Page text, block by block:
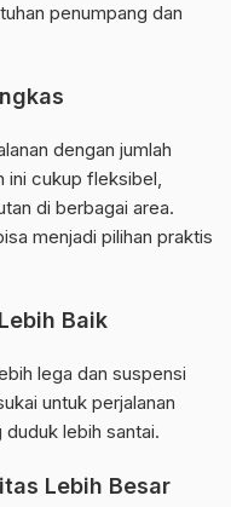
penumpang dan
dengan jumlah
ini cukup fleksibel,
di berbagai area.
menjadi pilihan praktis
Baik
lega dan suspensi
untuk perjalanan
duduk lebih santai.
Lebih Besar